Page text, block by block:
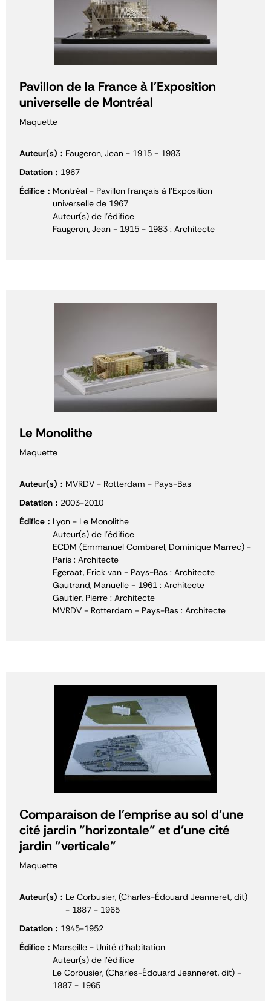
Pavillon de la France à l'Exposition
universelle de Montréal
Maquette
Auteur(s)
Faugeron, Jean - 1915 - 1983
Datation
1967
Édifice
Montréal - Pavillon français à l'Exposition
universelle de 1967
Auteur(s) de l'édifice
Faugeron, Jean - 1915 - 1983 : Architecte
Le Monolithe
Maquette
Auteur(s)
MVRDV - Rotterdam - Pays-Bas
Datation
2003-2010
Édifice
Lyon - Le Monolithe
Auteur(s) de l'édifice
ECDM (Emmanuel Combarel, Dominique Marrec) -
Paris : Architecte
Egeraat, Erick van - Pays-Bas : Architecte
Gautrand, Manuelle - 1961 : Architecte
Gautier, Pierre : Architecte
MVRDV - Rotterdam - Pays-Bas : Architecte
Comparaison de l'emprise au sol d'une
cité jardin "horizontale" et d'une cité
jardin "verticale"
Maquette
Auteur(s)
Le Corbusier, (Charles-Édouard Jeanneret, dit)
- 1887 - 1965
Datation
1945-1952
Édifice
Marseille - Unité d'habitation
Auteur(s) de l'édifice
Le Corbusier, (Charles-Édouard Jeanneret, dit) -
1887 - 1965